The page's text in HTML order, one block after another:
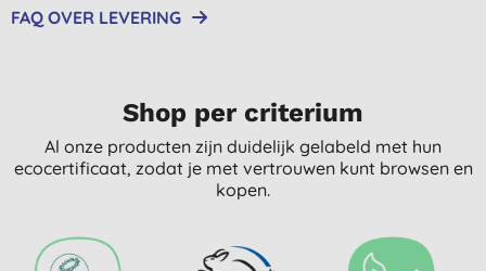
FAQ OVER LEVERING
Shop per criterium
Al onze producten zijn duidelijk gelabeld met hun
ecocertificaat, zodat je met vertrouwen kunt browsen en
kopen.